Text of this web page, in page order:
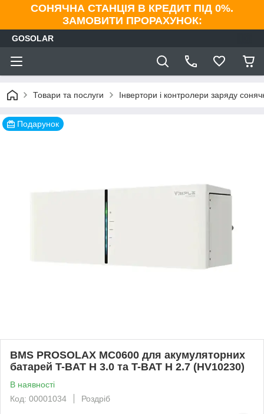
СОНЯЧНА СТАНЦІЯ В КРЕДИТ ПІД 0%.
ЗАМОВИТИ ПРОРАХУНОК:
GOSOLAR
Товари та послуги Інвертори і контролери заряду
Подарунок
BMS PROSOLAX МС0600 для акумуляторних
батарей T-BAT H 3.0 та T-BAT H 2.7 (HV10230)
В наявності
Код: 00001034
Роздріб